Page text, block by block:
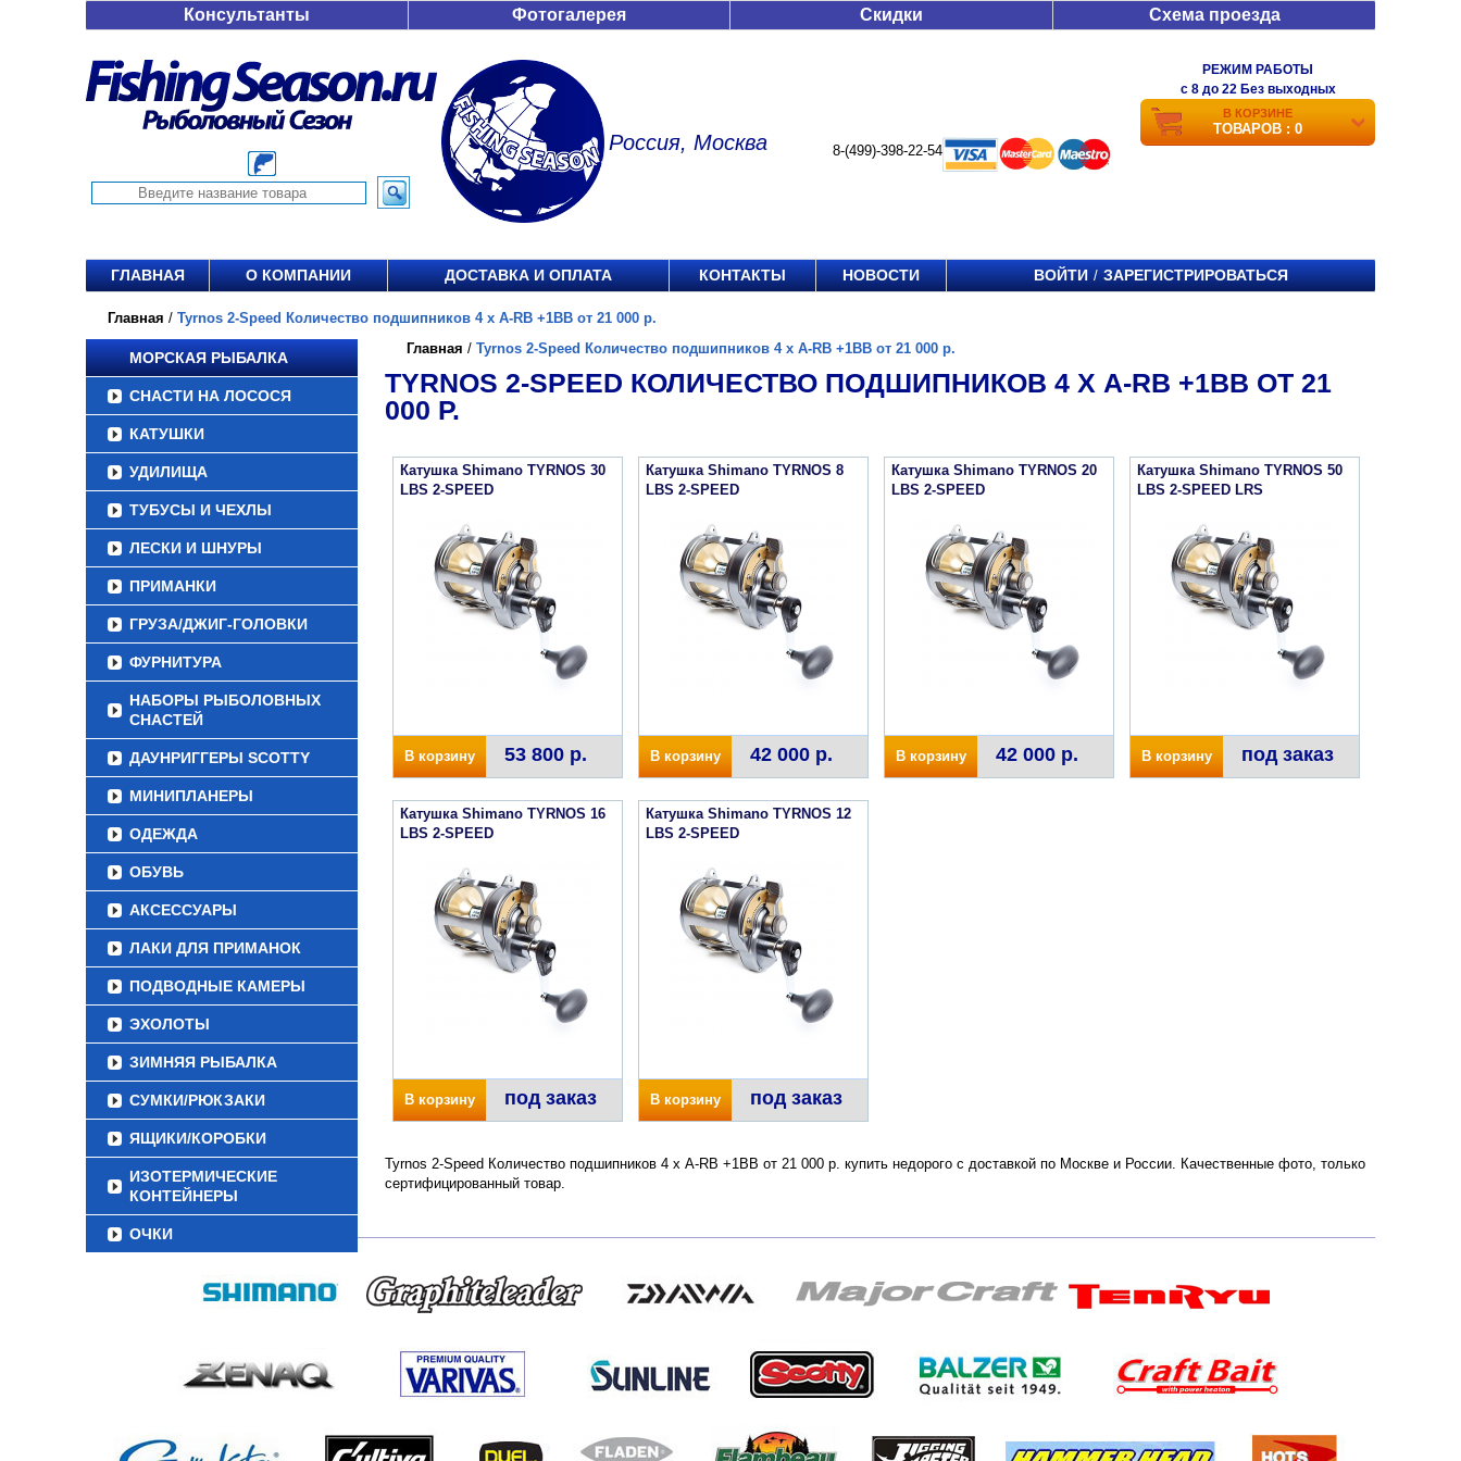
Консультанты Фотогалерея Скидки Схема проезда
Россия, Москва 8-(499)-398-22-54
РЕЖИМ РАБОТЫ
c 8 до 22 Без выходных
В КОРЗИНЕ
ТОВАРОВ : 0
ГЛАВНАЯ О КОМПАНИИ ДОСТАВКА И ОПЛАТА КОНТАКТЫ НОВОСТИ ВОЙТИ / ЗАРЕГИСТРИРОВАТЬСЯ
Главная / Tyrnos 2-Speed Количество подшипников 4 х A-RB +1BB от 21 000 р.
МОРСКАЯ РЫБАЛКА
СНАСТИ НА ЛОСОСЯ
КАТУШКИ
УДИЛИЩА
ТУБУСЫ И ЧЕХЛЫ
ЛЕСКИ И ШНУРЫ
ПРИМАНКИ
ГРУЗА/ДЖИГ-ГОЛОВКИ
ФУРНИТУРА
НАБОРЫ РЫБОЛОВНЫХ
СНАСТЕЙ
ДАУНРИГГЕРЫ SCOTTY
МИНИПЛАНЕРЫ
ОДЕЖДА
ОБУВЬ
АКСЕССУАРЫ
ЛАКИ ДЛЯ ПРИМАНОК
ПОДВОДНЫЕ КАМЕРЫ
ЭХОЛОТЫ
ЗИМНЯЯ РЫБАЛКА
СУМКИ/РЮКЗАКИ
ЯЩИКИ/КОРОБКИ
ИЗОТЕРМИЧЕСКИЕ
КОНТЕЙНЕРЫ
ОЧКИ
Главная / Tyrnos 2-Speed Количество подшипников 4 х A-RB +1BB от 21 000 р.
TYRNOS 2-SPEED КОЛИЧЕСТВО ПОДШИПНИКОВ 4 Х A-RB +1BB ОТ 21
000 Р.
Катушка Shimano TYRNOS 30
LBS 2-SPEED
В корзину 53 800 р.
Катушка Shimano TYRNOS 8
LBS 2-SPEED
В корзину 42 000 р.
Катушка Shimano TYRNOS 20
LBS 2-SPEED
В корзину 42 000 р.
Катушка Shimano TYRNOS 50
LBS 2-SPEED LRS
В корзину под заказ
Катушка Shimano TYRNOS 16
LBS 2-SPEED
В корзину под заказ
Катушка Shimano TYRNOS 12
LBS 2-SPEED
В корзину под заказ
Tyrnos 2-Speed Количество подшипников 4 х A-RB +1BB от 21 000 р. купить недорого с доставкой по Москве и России. Качественные фото, только
сертифицированный товар.